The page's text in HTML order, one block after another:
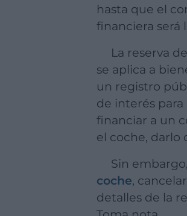
hasta que el
financiera será
La reserva
se aplica a
un registro
de interés
financiar a un
el coche, darlo
Sin
coche,
detalles de la